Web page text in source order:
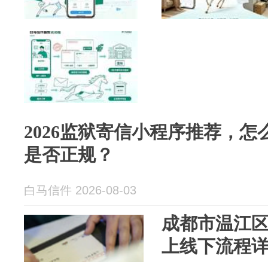
2026监狱寄信小程序推荐，怎
是否正规？
白马信件 2026-08-03
成都市温江
上线下流程